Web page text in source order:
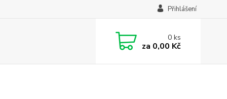
Přihlášení
0ks
za 0,00 Kč